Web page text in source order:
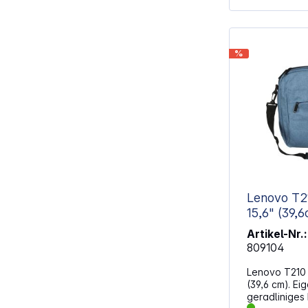
Gefertigt
Außenseite
Rundumschutz Für festen
starkem
ausgestattet Kompatibel mit MacBook
Pro und Air
%
Lenovo
15,6"
Artikel-Nr.:
809104
Lenovo
(39,6 cm).
geradliniges Design